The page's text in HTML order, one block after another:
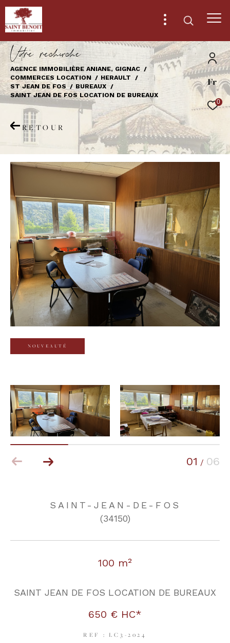
Fr
0
Vore recece
AGENCE IMMOBILIÈRE ANIANE, GIGNAC
COMMERCES LOCATION
HERAULT
ST JEAN DE FOS
BUREAUX
SAINT JEAN DE FOS LOCATION DE BUREAUX
RETOUR
NOUVEAUTÉ
01 / 06
SAINT-JEAN-DE-FOS
(34150)
100 m²
SAINT JEAN DE FOS LOCATION DE BUREAUX
650 € HC*
REF : LC3-2024
Effectuer une recherche
et trouver le bien qui correspond à vos
critères
Type
Location immobilier professionnel
Ville
Budget
Budget
Surface
Surface
Pièces
Référence
AFFINER LES CRITÈRES
TERRASSE PARKING PISCINE
RECHERCHER